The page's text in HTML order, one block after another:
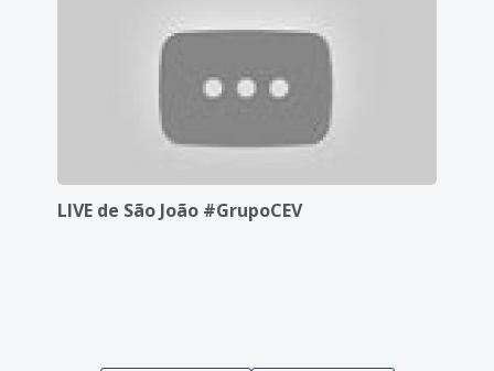
LIVE de São João #GrupoCEV